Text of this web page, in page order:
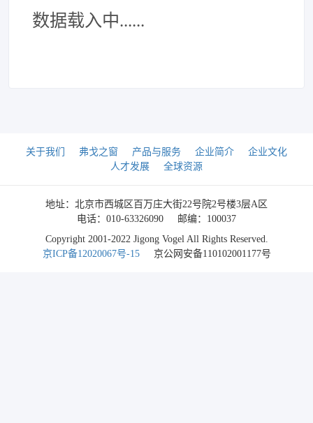
数据载入中......
关于我们 弗戈之窗 产品与服务 企业简介
企业文化
人才发展
全球资源
地址：北京市西城区百万庄大街22号院2号楼3层A区
电话：010-63326090
邮编：100037
Copyright 2001-2022 Jigong Vogel All Rights Reserved.
京ICP备12020067号-15
京公网安备110102001177号